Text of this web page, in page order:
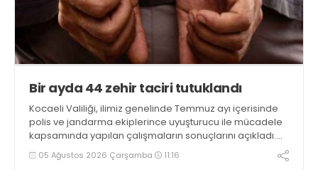
Bir ayda 44 zehir taciri tutuklandı
Kocaeli Valiliği, ilimiz genelinde Temmuz ayı içerisinde
polis ve jandarma ekiplerince uyuşturucu ile mücadele
kapsamında yapılan çalışmaların sonuçlarını açıkladı.
Çalışmalar sonucunda uyuşturucu ve uyarıcı madde
kullanan, ticaretini ve sevkiyatını yapan 44 şahıs
05 Ağustos 2026 Çarşamba 11:16